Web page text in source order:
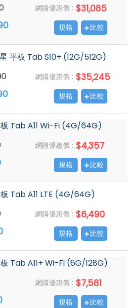
網購優惠價 : $31,085
規格 比較
平板 Tab S10+ (12G/512G)
網購優惠價 : $35,245
規格 比較
Tab A11 Wi-Fi (4G/64G)
網購優惠價 : $4,357
規格 比較
Tab A11 LTE (4G/64G)
網購優惠價 : $6,490
規格 比較
Tab A11+ Wi-Fi (6G/128G)
網購優惠價 : $7,581
規格 比較